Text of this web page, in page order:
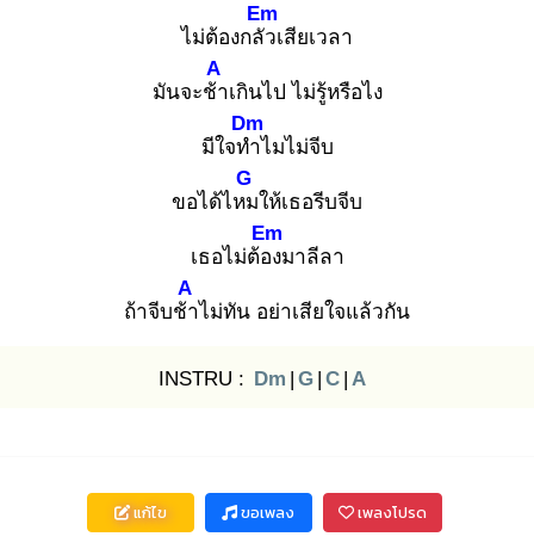
ไม่ต้องกลัว
Em
เสียเวลา
มันจะช้า
A
เกินไป ไม่รู้หรือไง
มีใจทำ
Dm
ไมไม่จีบ
ขอได้ไหม
G
ให้เธอรีบจีบ
เธอไม่ต้อง
Em
มาลีลา
ถ้าจีบช้า
A
ไม่ทัน อย่าเสียใจแล้วกัน
INSTRU : Dm | G | C | A
แก้ไข ขอเพลง เพลงโปรด